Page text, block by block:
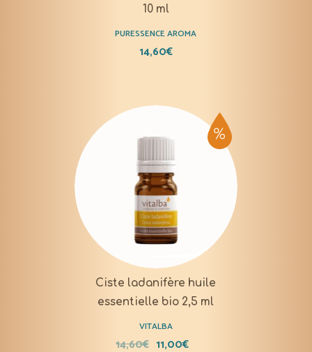
10 ml
PURESSENCE AROMA
14,60€
Ciste ladanifère huile
essentielle bio 2,5 ml
VITALBA
14,60€ 11,00€